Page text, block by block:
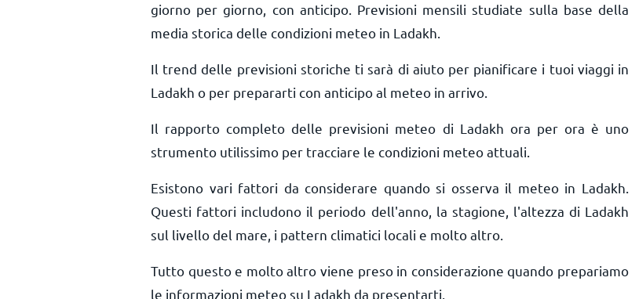
giorno per giorno, con anticipo. Previsioni mensili studiate sulla base della
media storica delle condizioni meteo in Ladakh.
Il trend delle previsioni storiche ti sarà di aiuto per pianificare i tuoi viaggi in
Ladakh o per prepararti con anticipo al meteo in arrivo.
Il rapporto completo delle previsioni meteo di Ladakh ora per ora è uno
strumento utilissimo per tracciare le condizioni meteo attuali.
Esistono vari fattori da considerare quando si osserva il meteo in Ladakh.
Questi fattori includono il periodo dell'anno, la stagione, l'altezza di Ladakh
sul livello del mare, i pattern climatici locali e molto altro.
Tutto questo e molto altro viene preso in considerazione quando prepariamo
le informazioni meteo su Ladakh da presentarti.